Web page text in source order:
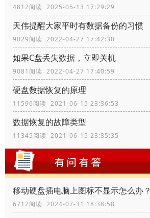
4812阅读 2025-05-13 17:29:29
天伟提醒大家平时有数据备份的习惯
9029阅读 2022-04-27 17:42:30
如果C盘丢失数据，立即关机
9081阅读 2022-04-27 17:40:59
硬盘数据恢复的原理
11596阅读 2021-06-15 23:36:53
数据恢复的故障类型
11345阅读 2021-06-15 23:35:35
移动硬盘插电脑上图标不显示怎么办？
6712阅读 2024-07-31 18:38:58